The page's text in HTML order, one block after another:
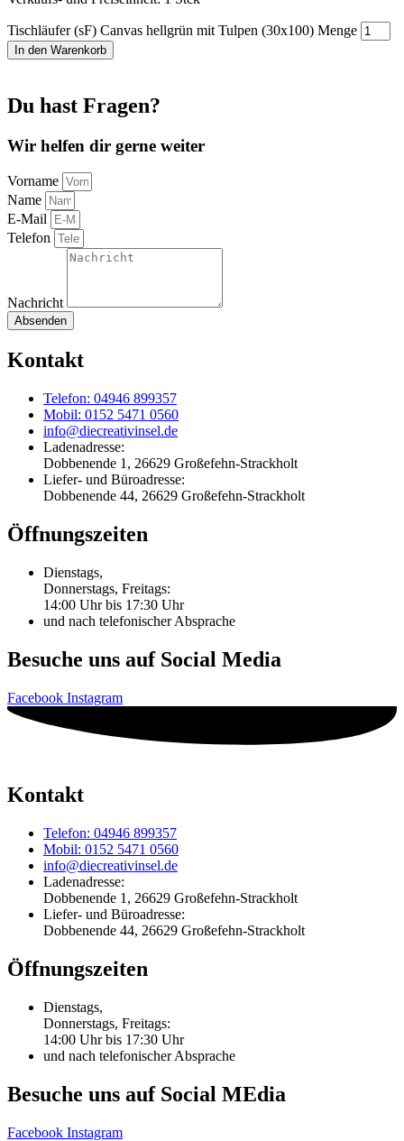
Tischläufer (sF) Canvas hellgrün mit Tulpen (30x100) Menge
In den Warenkorb
Du hast Fragen?
Wir helfen dir gerne weiter
Vorname
Name
E-Mail
Telefon
Nachricht
Absenden
Kontakt
Telefon: 04946 899357
Mobil: 0152 5471 0560
info@diecreativinsel.de
Ladenadresse:
Dobbenende 1, 26629 Großefehn-Strackholt
Liefer- und Büroadresse:
Dobbenende 44, 26629 Großefehn-Strackholt
Öffnungszeiten
Dienstags,
Donnerstags, Freitags:
14:00 Uhr bis 17:30 Uhr
und nach telefonischer Absprache
Besuche uns auf Social Media
Facebook Instagram
Kontakt
Telefon: 04946 899357
Mobil: 0152 5471 0560
info@diecreativinsel.de
Ladenadresse:
Dobbenende 1, 26629 Großefehn-Strackholt
Liefer- und Büroadresse:
Dobbenende 44, 26629 Großefehn-Strackholt
Öffnungszeiten
Dienstags,
Donnerstags, Freitags:
14:00 Uhr bis 17:30 Uhr
und nach telefonischer Absprache
Besuche uns auf Social MEdia
Facebook Instagram